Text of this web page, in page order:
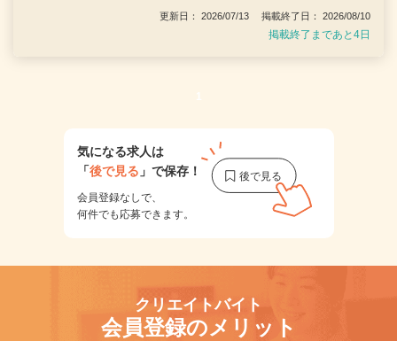
更新日： 2026/07/13 掲載終了日： 2026/08/10
掲載終了まであと4日
1
気になる求人は
「後で見る 」で保存！
会員登録なしで、
何件でも応募できます。
クリエイトバイト
会員登録のメリット